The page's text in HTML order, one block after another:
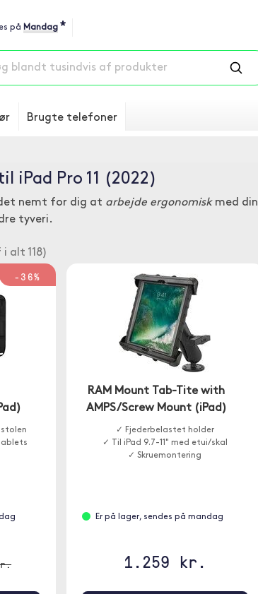
på Mandag *
Brugte telefoner
iPad Pro 11 (2022)
nemt for dig at arbejde ergonomiskmed din
tyveri.
alt 118)
-36%
RAM Mount Tab-Tite with
AMPS/Screw Mount (iPad)
✓ Fjederbelastet holder
✓ Til iPad 9.7-11" med etui/skal
✓ Skruemontering
Er på lager, sendes på mandag
1.259 kr.